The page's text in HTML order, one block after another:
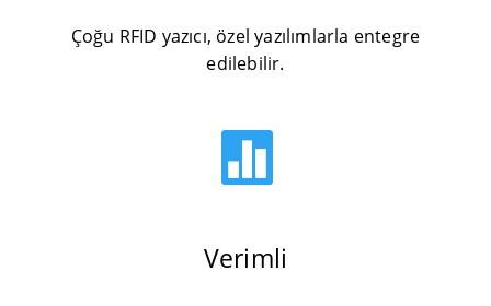
Çoğu RFID yazıcı, özel yazılımlarla entegre
edilebilir.

Verimli